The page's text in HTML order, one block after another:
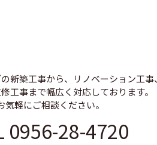
新築工事から、リノベーション工事、
工事まで幅広く対応しております。
気軽にご相談ください。
0956-28-4720